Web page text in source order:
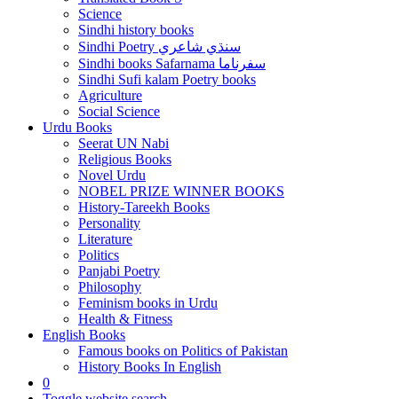
Science
Sindhi history books
Sindhi Poetry سنڌي شاعري
Sindhi books Safarnama سفرناما
Sindhi Sufi kalam Poetry books
Agriculture
Social Science
Urdu Books
Seerat UN Nabi
Religious Books
Novel Urdu
NOBEL PRIZE WINNER BOOKS
History-Tareekh Books
Personality
Literature
Politics
Panjabi Poetry
Philosophy
Feminism books in Urdu
Health & Fitness
English Books
Famous books on Politics of Pakistan
History Books In English
0